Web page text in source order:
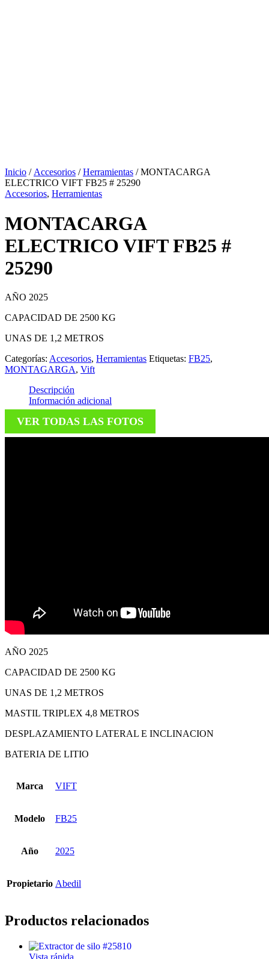
Inicio / Accesorios /Herramientas / MONTACARGA
ELECTRICO VIFT FB25 # 25290
Accesorios, Herramientas
MONTACARGA
ELECTRICO VIFT FB25 #
25290
AÑO 2025
CAPACIDAD DE 2500 KG
UNAS DE 1,2 METROS
Categorías: Accesorios, Herramientas Etiquetas: FB25,
MONTAGARGA, Vift
Descripción
Información adicional
VER TODAS LAS FOTOS
AÑO 2025
CAPACIDAD DE 2500 KG
UNAS DE 1,2 METROS
MASTIL TRIPLEX 4,8 METROS
DESPLAZAMIENTO LATERAL E INCLINACION
BATERIA DE LITIO
Marca VIFT
Modelo FB25
Año 2025
Propietario Abedil
Productos relacionados
Vista rápida